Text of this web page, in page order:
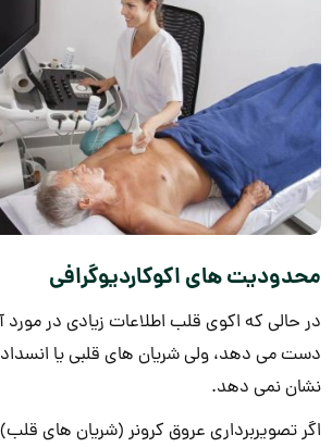
محدودیت های اکوکاردیوگرافی
در حالی که اکوی قلب اطلاعات زیادی در مورد
دست می دهد، ولی شریان های قلبی یا انسداد
نشان نمی دهد.
اگر تصویربرداری عروق کرونر (شریان های